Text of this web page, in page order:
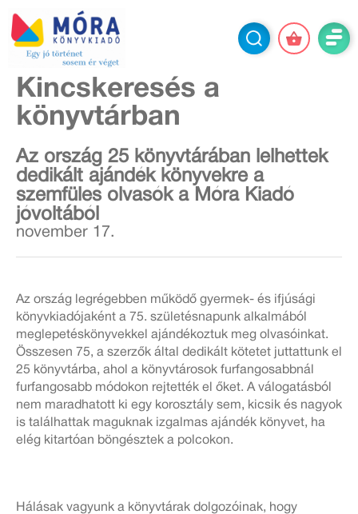
Kincskeresés a
könyvtárban
Az ország 25 könyvtárában lelhettek
dedikált ajándék könyvekre a
szemfüles olvasók a Móra Kiadó
jóvoltából
november 17.
Az ország legrégebben működő gyermek- és ifjúsági
könyvkiadójaként a 75. születésnapunk alkalmából
meglepetéskönyvekkel ajándékoztuk meg olvasóinkat.
Összesen 75, a szerzők által dedikált kötetet juttattunk el
25 könyvtárba, ahol a könyvtárosok furfangosabbnál
furfangosabb módokon rejtették el őket. A válogatásból
nem maradhatott ki egy korosztály sem, kicsik és nagyok
is találhattak maguknak izgalmas ajándék könyvet, ha
elég kitartóan böngésztek a polcokon.
Hálásak vagyunk a könyvtárak dolgozóinak, hogy